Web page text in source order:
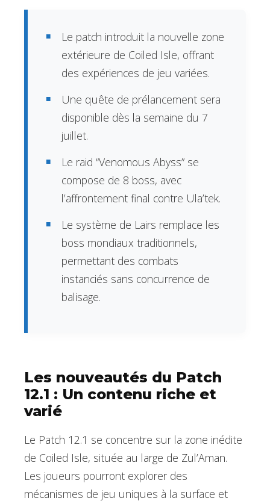
Le patch introduit la nouvelle zone
extérieure de Coiled Isle, offrant
des expériences de jeu variées.
Une quête de prélancement sera
disponible dès la semaine du 7
juillet.
Le raid “Venomous Abyss” se
compose de 8 boss, avec
l’affrontement final contre Ula’tek.
Le système de Lairs remplace les
boss mondiaux traditionnels,
permettant des combats
instanciés sans concurrence de
balisage.
Les nouveautés du Patch
12.1 : Un contenu riche et
varié
Le Patch 12.1 se concentre sur la zone inédite
de Coiled Isle, située au large de Zul’Aman.
Les joueurs pourront explorer des
mécanismes de jeu uniques à la surface et